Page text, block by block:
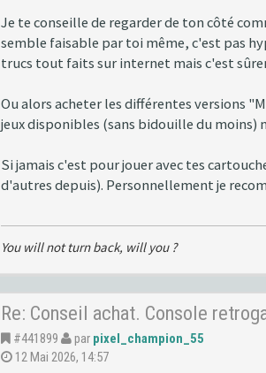
Je te conseille de regarder de ton côté
semble faisable par toi même, c'est pas
trucs tout faits sur internet mais c'est
Ou alors acheter les différentes versions
jeux disponibles (sans bidouille du
Si jamais c'est pour jouer avec tes
d'autres depuis). Personnellement je
You will not turn back, will you ?
Re: Conseil achat. Console
#441899 par pixel_champion_55
12 Mai 2026, 14:57